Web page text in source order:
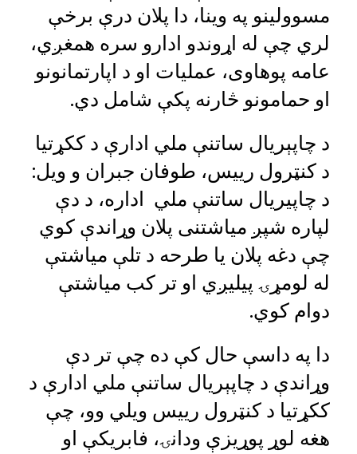
مسوولینو په وینا، دا پلان درې برخې
لري چې له اړوندو ادارو سره همغږي،
عامه پوهاوی، عملیات او د اپارتمانونو
او حمامونو څارنه پکې شامل دي.
د چاپېریال ساتنې ملي ادارې د ککړتیا
د کنټرول رییس، طوفان جبران و ویل:
د چاپیریال ساتنې ملي اداره، د دې
لپاره شپږ میاشتنی پلان وړاندې کوي
چې دغه پلان یا طرحه د تلې میاشتې
له لومړۍ پیلیږي او تر کب میاشتې
دوام کوي.
دا په داسې حال کې ده چې تر دې
وړاندې د چاپېریال ساتنې ملي ادارې د
ککړتیا د کنټرول رییس ویلي وو، چې
هغه لوړ پوړیزې ودانۍ، فابریکې او